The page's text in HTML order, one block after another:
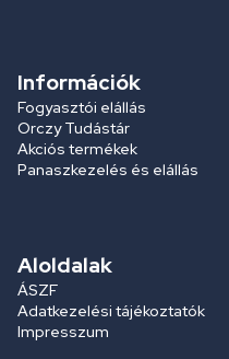
Információk
Fogyasztói elállás
Orczy Tudástár
Akciós termékek
Panaszkezelés és elállás
Aloldalak
ÁSZF
Adatkezelési tájékoztatók
Impresszum